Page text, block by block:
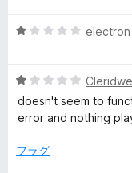
5
価
5
中
1
の
価
electron
5
段
階
1
doesn't seem to
error and nothing
フラグ